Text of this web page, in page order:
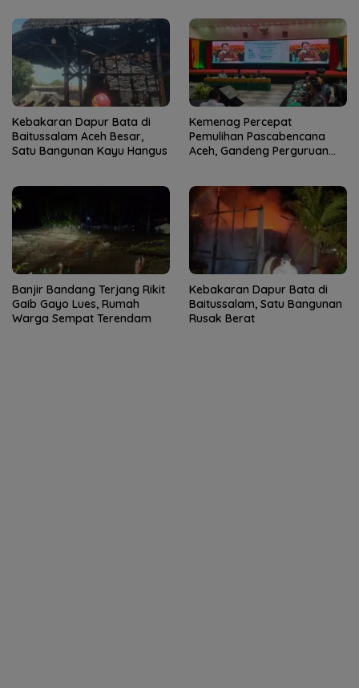
Kebakaran Dapur Bata di
Baitussalam Aceh Besar,
Satu Bangunan Kayu Hangus
Kemenag Percepat
Pemulihan Pascabencana
Aceh, Gandeng Perguruan
Banjir Bandang Terjang Rikit
Gaib Gayo Lues, Rumah
Warga Sempat Terendam
Kebakaran Dapur Bata di
Baitussalam, Satu Bangunan
Rusak Berat